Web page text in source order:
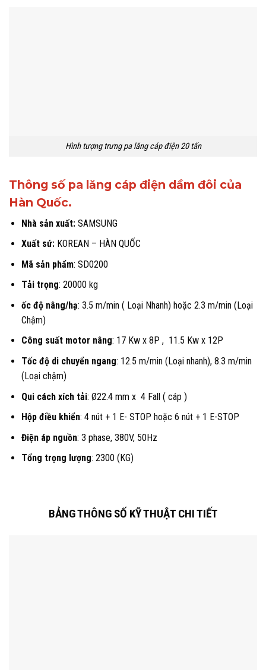
Hình tượng trưng pa lăng cáp điện 20 tấn
Thông số pa lăng cáp điện dầm đôi của
Hàn Quốc.
Nhà sản xuất: SAMSUNG
Xuất sứ: KOREAN – HÀN QUỐC
Mã sản phẩm: SD0200
Tải trọng: 20000 kg
ốc độ nâng/hạ: 3.5 m/min ( Loại Nhanh) hoặc 2.3 m/min (Loại
Chậm)
Công suất motor nâng: 17 Kw x 8P , 11.5 Kw x 12P
Tốc độ di chuyển ngang: 12.5 m/min (Loại nhanh), 8.3 m/min
(Loại chậm)
Qui cách xích tải: Ø22.4 mm x 4 Fall ( cáp )
Hộp điều khiển: 4 nút + 1 E- STOP hoặc 6 nút + 1 E-STOP
Điện áp nguồn: 3 phase, 380V, 50Hz
Tổng trọng lượng: 2300 (KG)
BẢNG THÔNG SỐ KỸ THUẬT CHI TIẾT